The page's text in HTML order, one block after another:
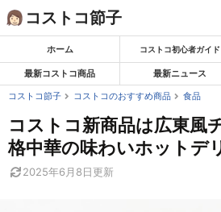
Skip
to
コストコ節子
ホーム コストコ初心者ガイド
最新コストコ商品 最新ニュース
コストコ節子
コストコのおすすめ商品 食品
コストコ新商品は広東風
格中華の味わいホットデ
2025年6月8日更新